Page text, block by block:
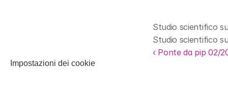
Studio scientifico
Studio scientifico
‹ Ponte da pip 02/
Impostazioni dei cookie